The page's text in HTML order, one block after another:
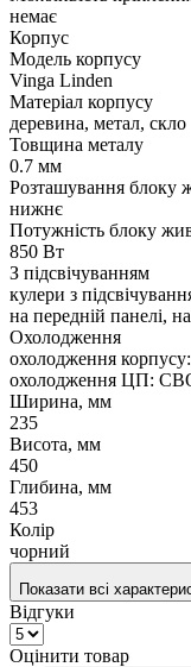
немає
Корпус
Модель корпусу
Vinga Linden
Матеріал корпусу
деревина, метал, скло
Товщина металу
0.7 мм
Розташування блоку
нижнє
Потужність блоку
850 Вт
З підсвічуванням
кулери з
на передній панелі,
Охолодження
охолодження
охолодження ЦП:
Ширина, мм
235
Висота, мм
450
Глибина, мм
453
Колір
чорний
Показати всі
Відгуки
Оцінити товар